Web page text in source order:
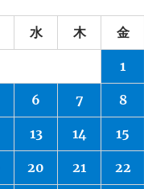
水 木 金
1
6 7 8
13 14 15
20 21 22